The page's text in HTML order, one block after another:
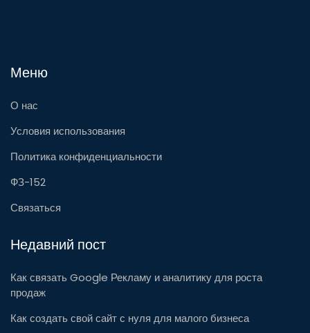
Меню
О нас
Условия использования
Политика конфиденциальности
ФЗ-152
Связаться
Недавний пост
Как связать Google Рекламу и аналитику для роста
продаж
Как создать свой сайт с нуля для малого бизнеса